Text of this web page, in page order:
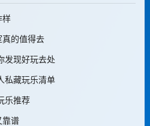
样
真的值得去
发现好玩去处
私藏玩乐清单
乐推荐
靠谱